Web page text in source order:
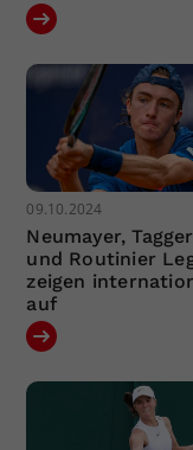
09.10.2024
Neumayer, Tagger
und Routinier
zeigen
auf